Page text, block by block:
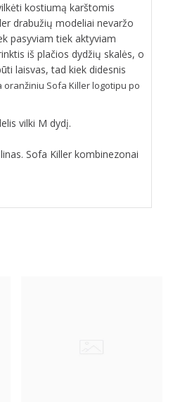
kostiumą karštomis
drabužių modeliai nevaržo
pasyviam tiek aktyviam
iš plačios dydžių skalės, o
laisvas, tad kiek didesnis
oranžiniu Sofa Killer logotipu po
vilki M dydį.
Sofa Killer kombinezonai